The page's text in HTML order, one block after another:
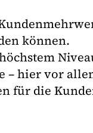
können.
– hier vor
für die